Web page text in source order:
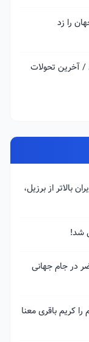
را زد
/ آخرین تحولات
بالاتر از برزیل،
شد!
در جام جهانی
را کریم باقری معنا